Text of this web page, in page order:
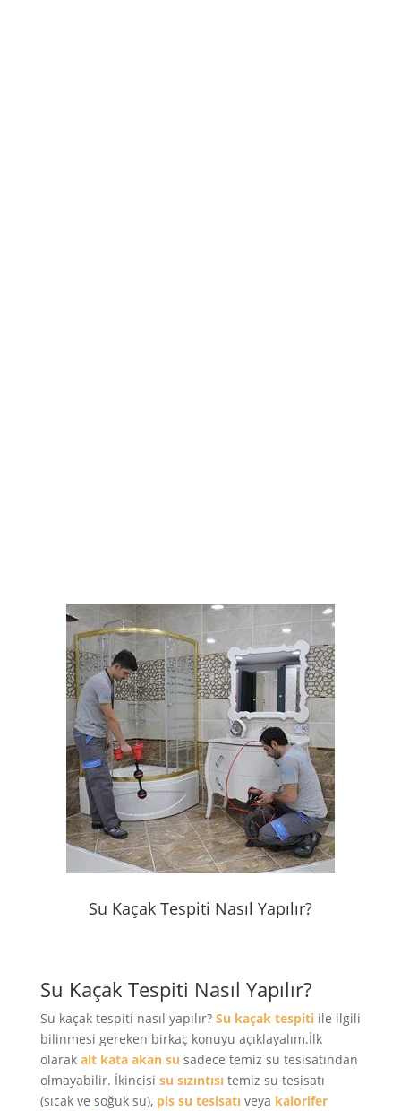
Su Kaçak Tespiti Nasıl Yapılır?
Su Kaçak Tespiti Nasıl Yapılır?
Su kaçak tespiti nasıl yapılır? Su kaçak tespitiile ilgili
bilinmesi gereken birkaç konuyu açıklayalım.İlk
olarak alt kata akan su sadece temiz su tesisatından
olmayabilir. İkincisi su sızıntısıtemiz su tesisatı
(sıcak ve soğuk su), pis su tesisatıveya kalorifer